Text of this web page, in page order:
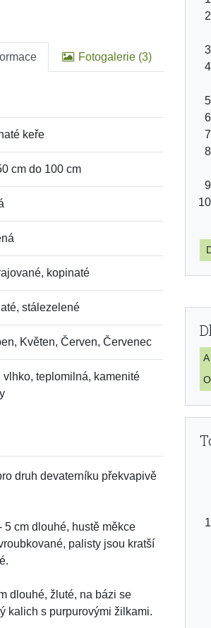
Fotogalerie (3)
keře
cm do 100 cm
kopinaté
stálezelené
Květen, Červen, Červenec
vlhko, teplomilná, kamenité
druh devaterníku překvapivě
5 cm dlouhé, hustě měkce
palisty jsou kratší
dlouhé, žluté, na bázi se
kalich s purpurovými žilkami.
A
O